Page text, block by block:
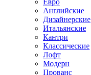
Евро
Английские
Дизайнерские
Итальянские
Кантри
Классические
Лофт
Модерн
Прованс